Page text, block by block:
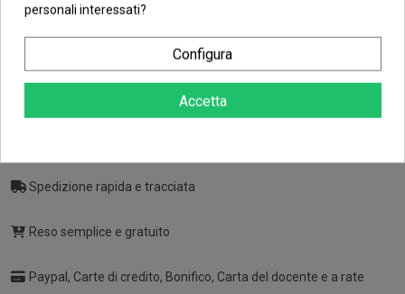
Spedizione rapida e tracciata
Reso semplice e gratuito
Paypal, Carte di credito, Bonifico, Carta del docente e a rate
personali interessati?
Configura
Accetta